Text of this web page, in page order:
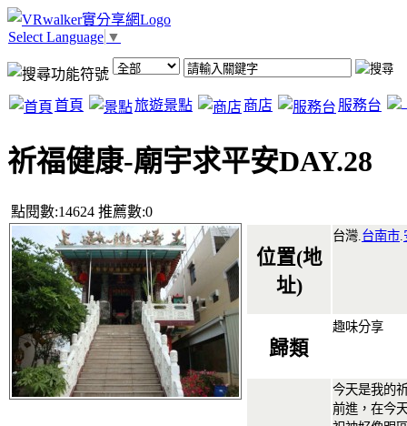
Select Language ▼
首頁 旅遊景點 商店 服務台
祈福健康-廟宇求平安DAY.28
點閱數:14624 推薦數:0
位置(地
址)
台灣. 台南市
歸類
趣味分享
今天是我的
前進，在今